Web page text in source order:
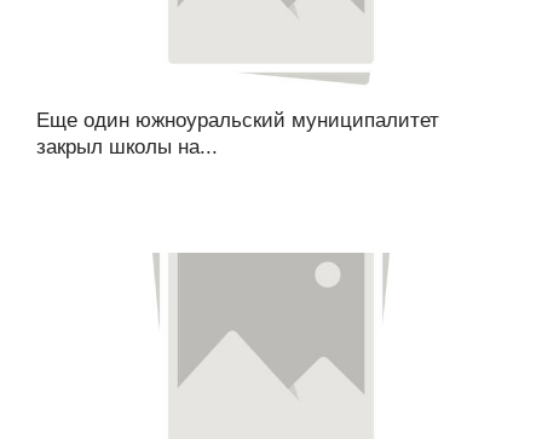
Еще один южноуральский муниципалитет
закрыл школы на...